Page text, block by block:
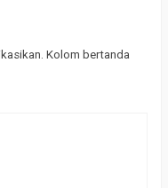
Kolom bertanda